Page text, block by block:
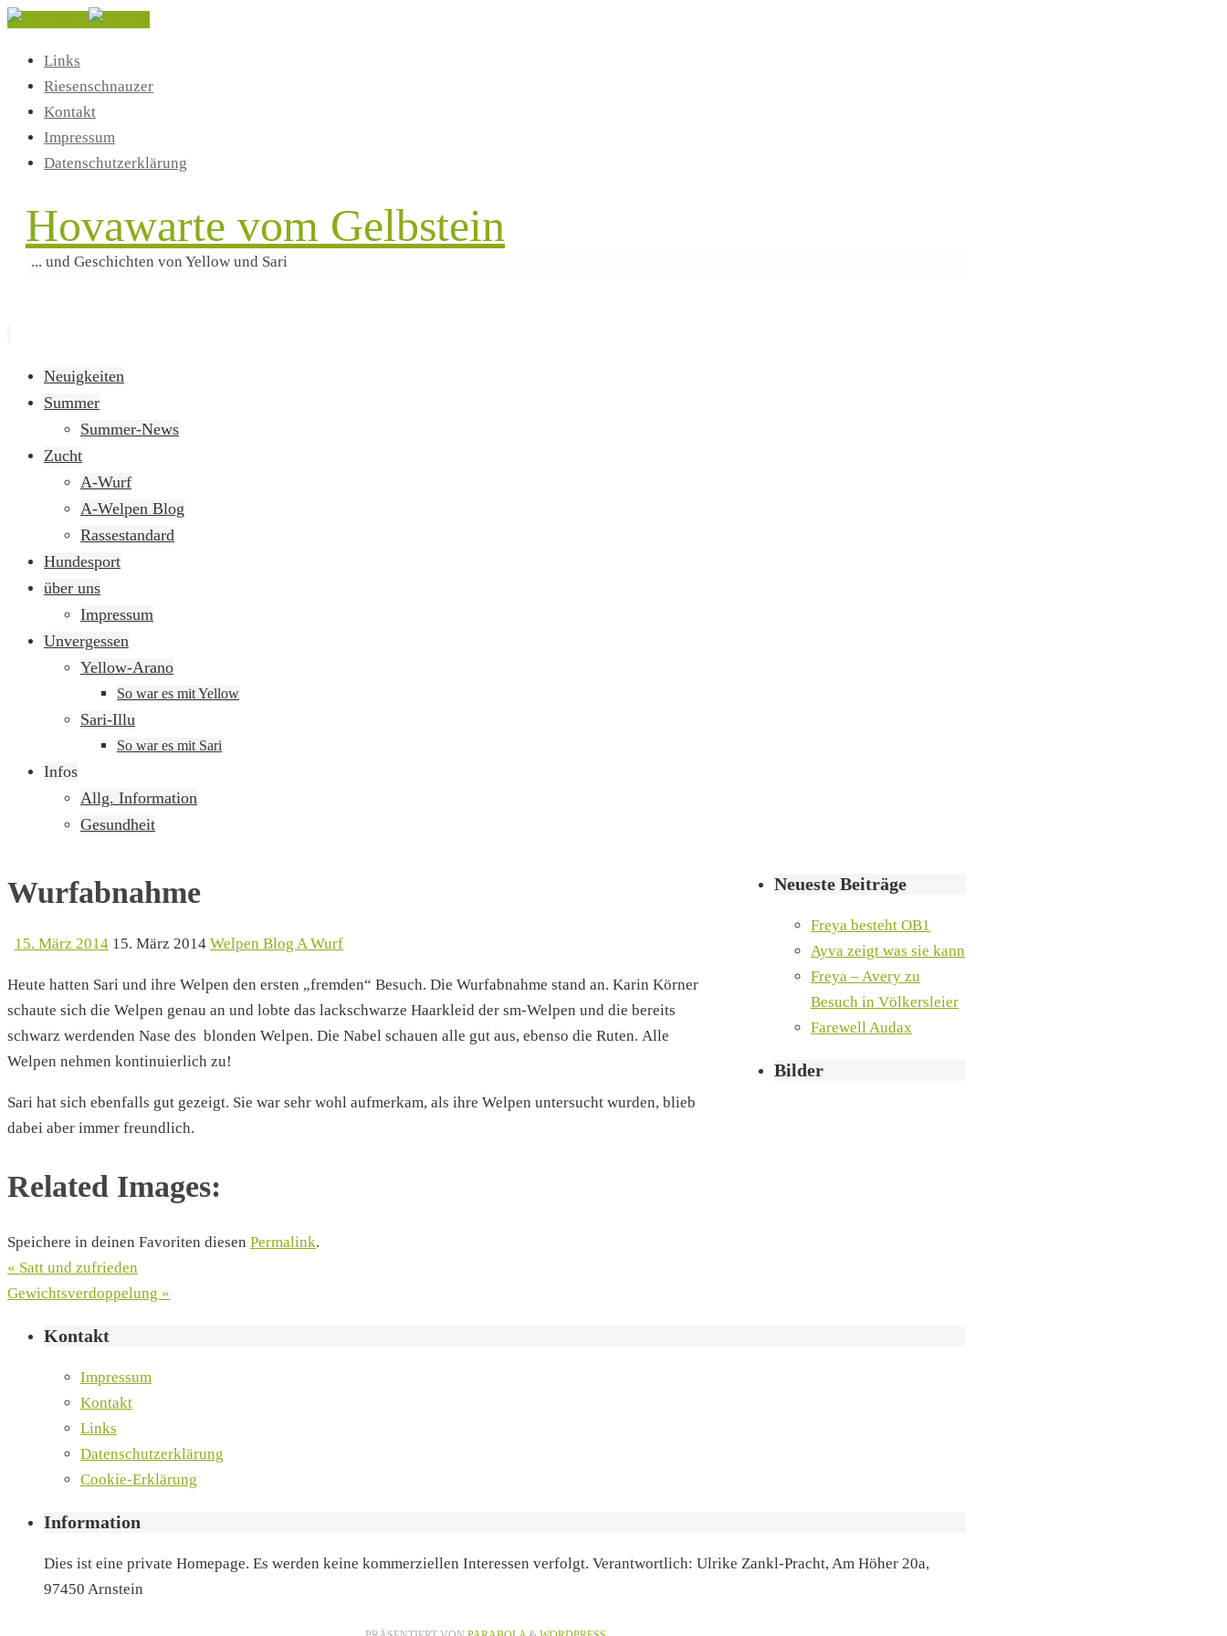
Links
Riesenschnauzer
Kontakt
Impressum
Datenschutzerklärung
Hovawarte vom Gelbstein
... und Geschichten von Yellow und Sari
Zum
Inhalt
Neuigkeiten
Summer
Summer-News
Zucht
A-Wurf
A-Welpen Blog
Rassestandard
Hundesport
über uns
Impressum
Unvergessen
Yellow-Arano
So war es mit Yellow
Sari-Illu
So war es mit Sari
Infos
Allg. Information
Gesundheit
Wurfabnahme
15. März 2014 15. März 2014 Welpen Blog A Wurf
Heute hatten Sari und ihre Welpen den ersten „fremden“ Besuch. Die Wurfabnahme stand an. Karin Körner
schaute sich die Welpen genau an und lobte das lackschwarze Haarkleid der sm-Welpen und die bereits
schwarz werdenden Nase des blonden Welpen. Die Nabel schauen alle gut aus, ebenso die Ruten. Alle
Welpen nehmen kontinuierlich zu!
Sari hat sich ebenfalls gut gezeigt. Sie war sehr wohl aufmerkam, als ihre Welpen untersucht wurden, blieb
dabei aber immer freundlich.
Related Images:
Speichere in deinen Favoriten diesen Permalink.
« Satt und zufrieden
Gewichtsverdoppelung »
Neueste Beiträge
Freya besteht OB1
Ayva zeigt was sie kann
Freya – Avery zu
Besuch in Völkersleier
Farewell Audax
Bilder
Kontakt
Impressum
Kontakt
Links
Datenschutzerklärung
Cookie-Erklärung
Information
Dies ist eine private Homepage. Es werden keine kommerziellen Interessen verfolgt. Verantwortlich: Ulrike Zankl-Pracht, Am Höher 20a,
97450 Arnstein